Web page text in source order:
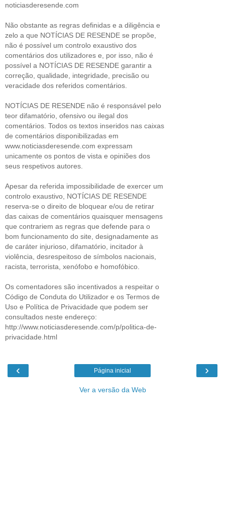
noticiasderesende.com
Não obstante as regras definidas e a diligência e
zelo a que NOTÍCIAS DE RESENDE se propõe,
não é possível um controlo exaustivo dos
comentários dos utilizadores e, por isso, não é
possível a NOTÍCIAS DE RESENDE garantir a
correção, qualidade, integridade, precisão ou
veracidade dos referidos comentários.
NOTÍCIAS DE RESENDE não é responsável pelo
teor difamatório, ofensivo ou ilegal dos
comentários. Todos os textos inseridos nas caixas
de comentários disponibilizadas em
www.noticiasderesende.com expressam
unicamente os pontos de vista e opiniões dos
seus respetivos autores.
Apesar da referida impossibilidade de exercer um
controlo exaustivo, NOTÍCIAS DE RESENDE
reserva-se o direito de bloquear e/ou de retirar
das caixas de comentários quaisquer mensagens
que contrariem as regras que defende para o
bom funcionamento do site, designadamente as
de caráter injurioso, difamatório, incitador à
violência, desrespeitoso de símbolos nacionais,
racista, terrorista, xenófobo e homofóbico.
Os comentadores são incentivados a respeitar o
Código de Conduta do Utilizador e os Termos de
Uso e Política de Privacidade que podem ser
consultados neste endereço:
http://www.noticiasderesende.com/p/politica-de-
privacidade.html
‹ ›
Página inicial
Ver a versão da Web